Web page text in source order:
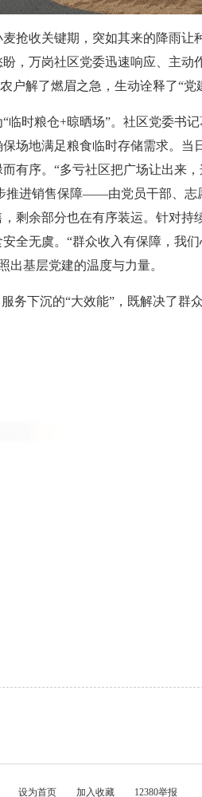
抢收关键期，突如其来的降雨
，万岗社区党委迅速响应、主
解了燃眉之急，生动诠释了“党
时粮仓+晾晒场”。社区党委书
场地满足粮食临时存储需求。
有序。“多亏社区把广场让出来
进销售保障——由党员干部、志
剩余部分也在有序装运。针对
全无虞。“群众收入有保障，我
出基层党建的温度与力量。
务下沉的“大效能”，既解决了群
设为首页 加入收藏 12380举报